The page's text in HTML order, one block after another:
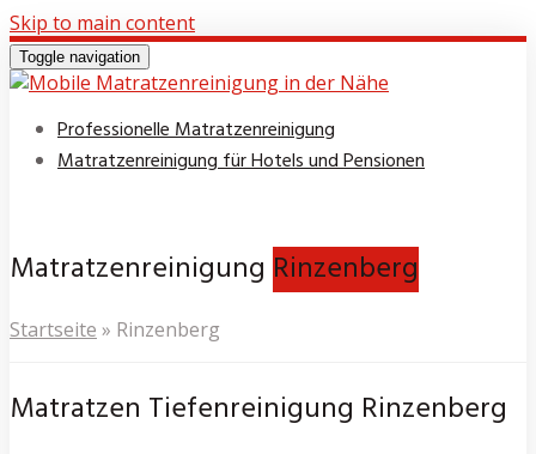
Skip to main content
Toggle navigation
Professionelle Matratzenreinigung
Matratzenreinigung für Hotels und Pensionen
Matratzenreinigung Rinzenberg
Startseite » Rinzenberg
Matratzen Tiefenreinigung Rinzenberg